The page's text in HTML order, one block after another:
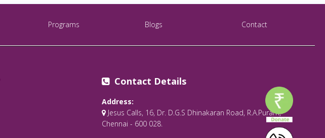
Programs Blogs Contact
Contact Details
Address:
Jesus Calls, 16, Dr. D.G.S Dhinakaran Road, R.A.Puram,
Chennai - 600 028.